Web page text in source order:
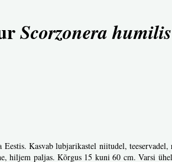
Scorzonera humilis
Kasvab lubjarikastel niitudel,
paljas. Kõrgus 15 kuni 60 cm. Varsi